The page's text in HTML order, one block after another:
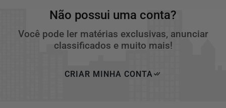
Não possui uma conta?
Você pode ler matérias exclusivas, anunciar
classificados e muito mais!
CRIAR MINHA CONTA